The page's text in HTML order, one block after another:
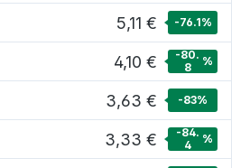
5,11 € -76.1%
4,10 €
-80.
8
%
3,63 € -83%
3,33 €
-84.
4
%